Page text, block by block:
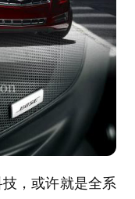
，或许就是全系